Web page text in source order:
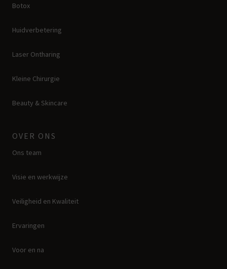
Botox
Huidverbetering
Laser Ontharing
Kleine Chirurgie
Beauty & Skincare
OVER ONS
Ons team
Visie en werkwijze
Veiligheid en Kwaliteit
Ervaringen
Voor en na